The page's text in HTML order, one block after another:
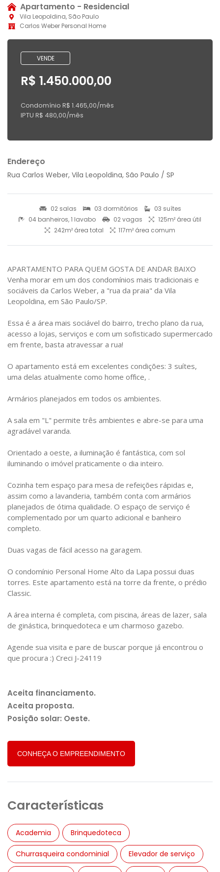
Apartamento - Residencial
Vila Leopoldina, São Paulo
Carlos Weber Personal Home
VENDE
R$ 1.450.000,00
Condomínio R$ 1.465,00/mês
IPTU R$ 480,00/mês
Endereço
Rua Carlos Weber, Vila Leopoldina, São Paulo / SP
02 salas 03 dormitórios
03 suítes
04 banheiros, 1 lavabo
02 vagas
125m² área útil
242m² área total
117m² área comum
APARTAMENTO PARA QUEM GOSTA DE ANDAR BAIXO
Venha morar em um dos condomínios mais tradicionais e
sociáveis da Carlos Weber, a "rua da praia" da Vila
Leopoldina, em São Paulo/SP.
Essa é a área mais sociável do bairro, trecho plano da rua,
acesso a lojas, serviços e com um sofisticado supermercado
em frente, basta atravessar a rua!
O apartamento está em excelentes condições: 3 suítes,
uma delas atualmente como home office, .
Armários planejados em todos os ambientes.
A sala em "L" permite três ambientes e abre-se para uma
agradável varanda.
Orientado a oeste, a iluminação é fantástica, com sol
iluminando o imóvel praticamente o dia inteiro.
Cozinha tem espaço para mesa de refeições rápidas e,
assim como a lavanderia, também conta com armários
planejados de ótima qualidade. O espaço de serviço é
complementado por um quarto adicional e banheiro
completo.
Duas vagas de fácil acesso na garagem.
O condomínio Personal Home Alto da Lapa possui duas
torres. Este apartamento está na torre da frente, o prédio
Classic.
A área interna é completa, com piscina, áreas de lazer, sala
de ginástica, brinquedoteca e um charmoso gazebo.
Agende sua visita e pare de buscar porque já encontrou o
que procura :) Creci J-24119
Aceita financiamento.
Aceita proposta.
Posição solar: Oeste.
CONHEÇA O EMPREENDIMENTO
Características
Academia Brinquedoteca
Churrasqueira condominial Elevador de serviço